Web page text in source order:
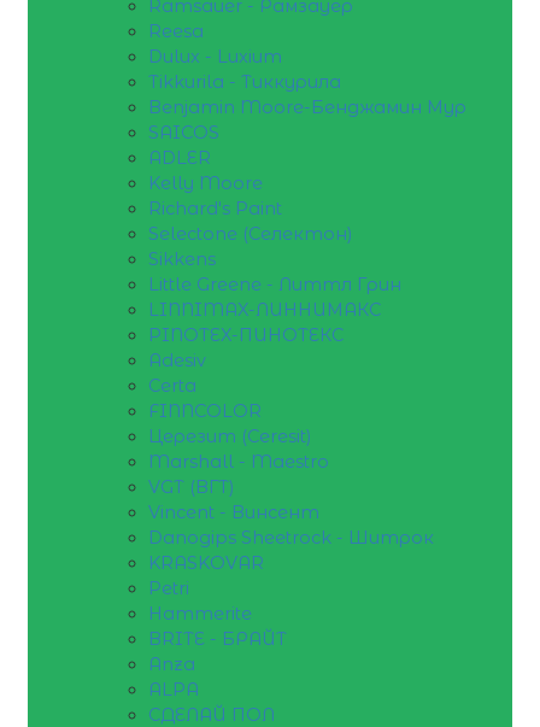
Ramsauer - Рамзауер
Reesa
Dulux - Luxium
Tikkurila - Тиккурила
Benjamin Moore-Бенджамин Мур
SAICOS
ADLER
Kelly Moore
Richard's Paint
Selectone (Селектон)
Sikkens
Little Greene - Литтл Грин
LINNIMAX-ЛИННИМАКС
PINOTEX-ПИНОТЕКС
Adesiv
Certa
FINNCOLOR
Церезит (Ceresit)
Marshall - Maestro
VGT (ВГТ)
Vincent - Винсент
Danogips Sheetrock - Шитрок
KRASKOVAR
Petri
Hammerite
BRITE - БРАЙТ
Anza
ALPA
СДЕЛАЙ ПОЛ